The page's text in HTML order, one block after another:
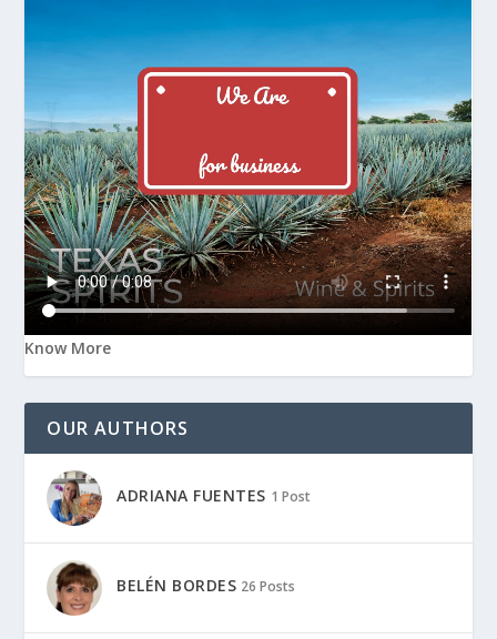
Know More
OUR AUTHORS
ADRIANA FUENTES 1 Post
BELÉN BORDES 26 Posts